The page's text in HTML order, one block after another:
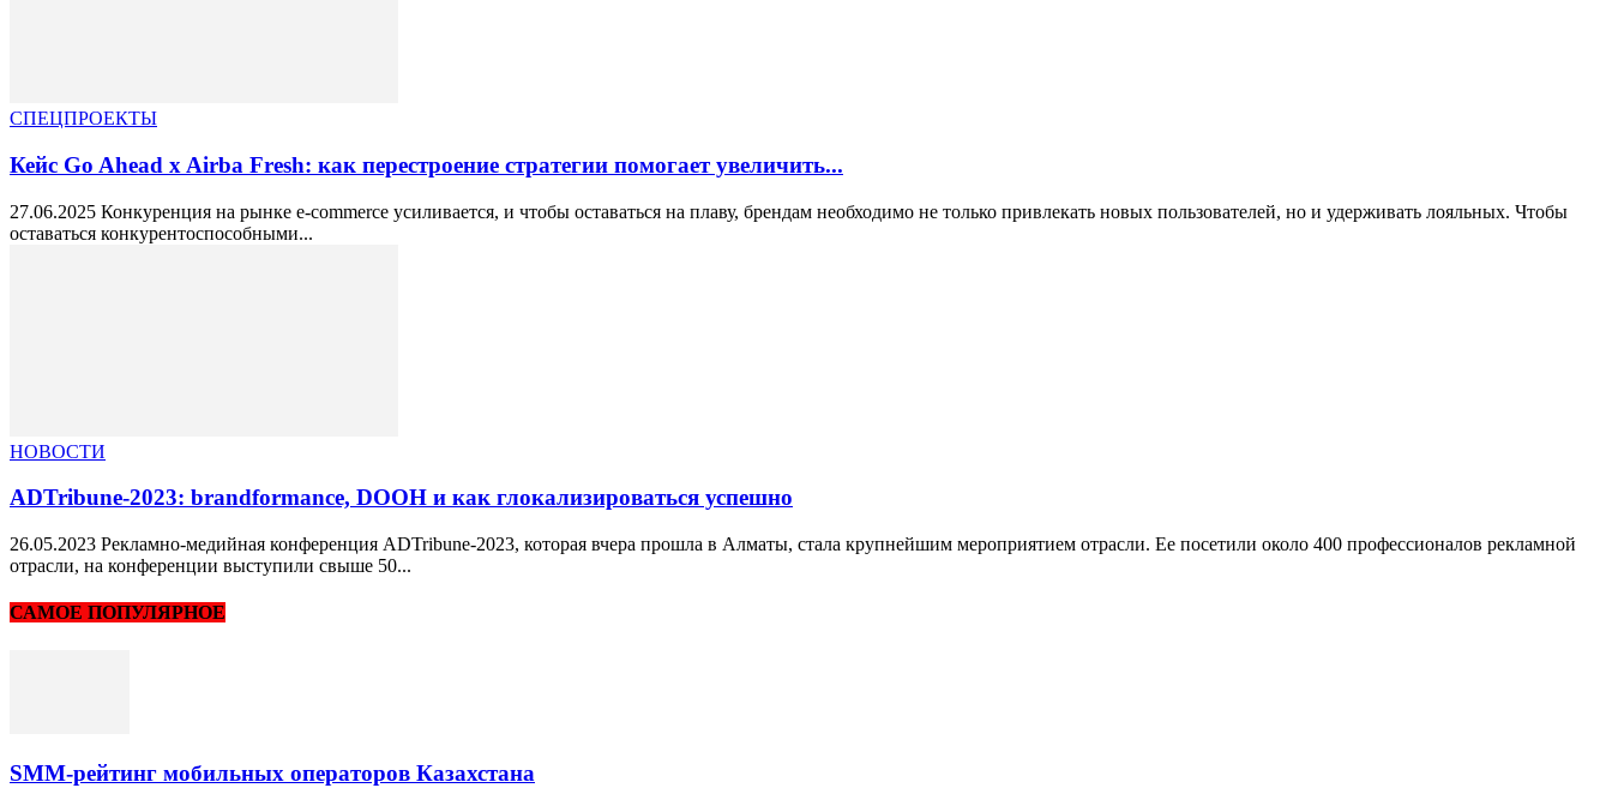
СПЕЦПРОЕКТЫ
Кейс Go Ahead x Airba Fresh: как перестроение стратегии помогает увеличить...
27.06.2025 Конкуренция на рынке e-commerce усиливается, и чтобы оставаться на плаву, брендам необходимо не только привлекать новых пользователей, но и удерживать лояльных. Чтобы
оставаться конкурентоспособными...
НОВОСТИ
ADTribune-2023: brandformance, DOOH и как глокализироваться успешно
26.05.2023 Рекламно-медийная конференция ADTribune-2023, которая вчера прошла в Алматы, стала крупнейшим мероприятием отрасли. Ее посетили около 400 профессионалов рекламной
отрасли, на конференции выступили свыше 50...
САМОЕ ПОПУЛЯРНОЕ
SMM-рейтинг мобильных операторов Казахстана